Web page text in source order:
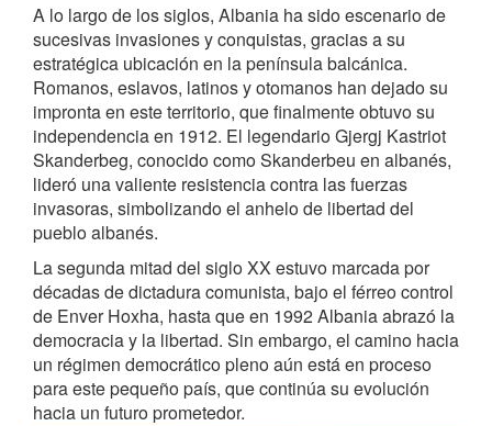
A lo largo de los siglos, Albania ha sido escenario de
sucesivas invasiones y conquistas, gracias a su
estratégica ubicación en la península balcánica.
Romanos, eslavos, latinos y otomanos han dejado su
impronta en este territorio, que finalmente obtuvo su
independencia en 1912. El legendario Gjergj Kastriot
Skanderbeg, conocido como Skanderbeu en albanés,
lideró una valiente resistencia contra las fuerzas
invasoras, simbolizando el anhelo de libertad del
pueblo albanés.
La segunda mitad del siglo XX estuvo marcada por
décadas de dictadura comunista, bajo el férreo control
de Enver Hoxha, hasta que en 1992 Albania abrazó la
democracia y la libertad. Sin embargo, el camino hacia
un régimen democrático pleno aún está en proceso
para este pequeño país, que continúa su evolución
hacia un futuro prometedor.